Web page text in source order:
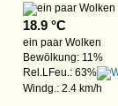
18.9 °C
ein paar Wolken
Bewölkung: 11%
Rel.LFeu.: 63%
Windg.: 2.4 km/h